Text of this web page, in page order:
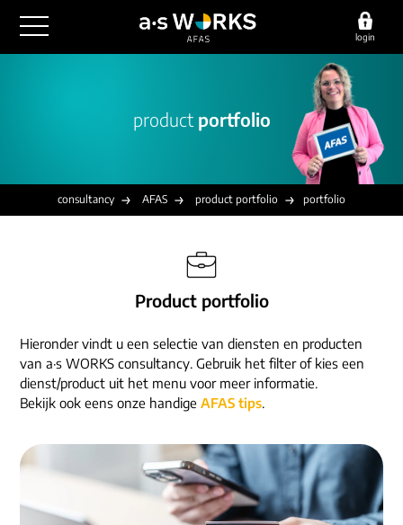
login
financiële administratie
juridische zaken
detachering
finance
implementatie
functioneel beheer
overige diensten
werving & selectie
outsourcing
detachering
consultancy
werken bij
onze experts
ons dna
contact
vestigingen
product portfolio
consultancy AFAS product portfolio portfolio
Product portfolio
Hieronder vindt u een selectie van diensten en producten
van a·s WORKS consultancy. Gebruik het filter of kies een
dienst/product uit het menu voor meer informatie.
Bekijk ook eens onze handige AFAS tips.